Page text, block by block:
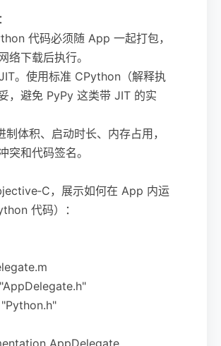
代码必须随 App 一起打包，
络下载后执行。
。使用标准 CPython（解释执
，避免 PyPy 这类带 JIT 的实
制体积、启动时长、内存占用，
突和代码签名。
，展示如何在 App 内运
代码）：
AppDelegate